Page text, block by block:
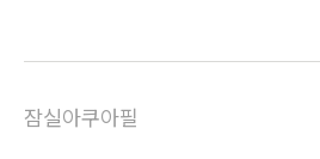
잠실아쿠아필